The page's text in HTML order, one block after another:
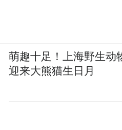
萌趣十足！上海野生动
迎来大熊猫生日月